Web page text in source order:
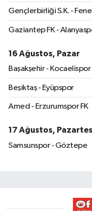
Gençlerbirliği S.K. -
Gaziantep FK -
16 Ağustos, Pazar
Başakşehir - Kocaelispor
Beşiktaş - Eyüpspor
Amed - Erzurumspor FK
17 Ağustos,
Samsunspor - Göztepe